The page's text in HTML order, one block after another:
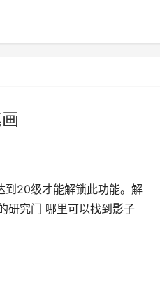
到20级才能解锁此功能。解
研究门 哪里可以找到影子